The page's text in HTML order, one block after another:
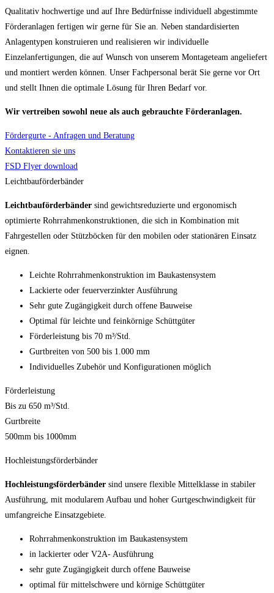
Qualitativ hochwertige und auf Ihre Bedürfnisse individuell abgestimmte
Förderanlagen fertigen wir gerne für Sie an. Neben standardisierten
Anlagentypen konstruieren und realisieren wir individuelle
Einzelanfertigungen, die auf Wunsch von unserem Montageteam angeliefert
und montiert werden können. Unser Fachpersonal berät Sie gerne vor Ort
und stellt Ihnen die optimale Lösung für Ihren Bedarf vor.
Wir vertreiben sowohl neue als auch gebrauchte Förderanlagen.
Fördergurte - Anfragen und Beratung
Kontaktieren sie uns
FSD Flyer download
Leichtbauförderbänder
Leichtbauförderbänder sind gewichtsreduzierte und ergonomisch
optimierte Rohrrahmenkonstruktionen, die sich in Kombination mit
Fahrgestellen oder Stützböcken für den mobilen oder stationären Einsatz
eignen.
Leichte Rohrrahmenkonstruktion im Baukastensystem
Lackierte oder feuerverzinkter Ausführung
Sehr gute Zugängigkeit durch offene Bauweise
Optimal für leichte und feinkörnige Schüttgüter
Förderleistung bis 70 m³/Std.
Gurtbreiten von 500 bis 1.000 mm
Individuelles Zubehör und Konfigurationen möglich
Förderleistung
Bis zu 650 m³/Std.
Gurtbreite
500mm bis 1000mm
Hochleistungsförderbänder
Hochleistungsförderbänder sind unsere flexible Mittelklasse in stabiler
Ausführung, mit modularem Aufbau und hoher Gurtgeschwindigkeit für
umfangreiche Einsatzgebiete.
Rohrrahmenkonstruktion im Baukastensystem
in lackierter oder V2A- Ausführung
sehr gute Zugängigkeit durch offene Bauweise
optimal für mittelschwere und körnige Schüttgüter